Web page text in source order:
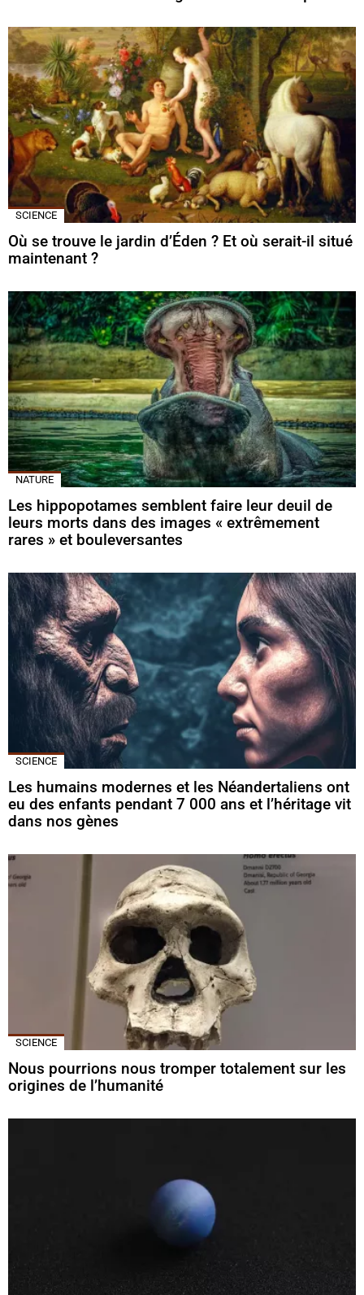
SCIENCE
Où se trouve le jardin d’Éden ? Et où serait-il situé
maintenant ?
NATURE
Les hippopotames semblent faire leur deuil de
leurs morts dans des images « extrêmement
rares » et bouleversantes
SCIENCE
Les humains modernes et les Néandertaliens ont
eu des enfants pendant 7 000 ans et l’héritage vit
dans nos gènes
SCIENCE
Nous pourrions nous tromper totalement sur les
origines de l’humanité